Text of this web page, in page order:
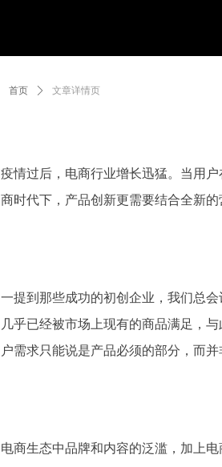
疫情过后，电商行业增长迅猛。当用
商时代下，产品创新更需要结合全新
一提到那些成功的初创企业，我们总
几乎已经被市场上现有的商品满足，
户需求只能说是产品必须的部分，而
电商生态中品牌和内容的泛滥，加上
首页 ꄲ 文章详情页